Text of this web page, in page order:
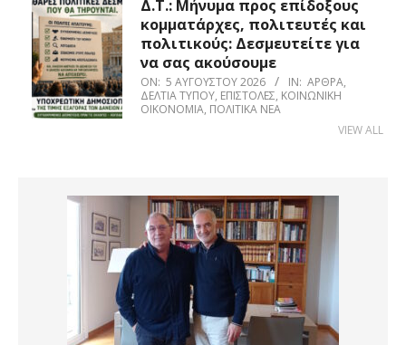
Δ.Τ.: Μήνυμα προς επίδοξους
κομματάρχες, πολιτευτές και
πολιτικούς: Δεσμευτείτε για
να σας ακούσουμε
ON: 5 ΑΥΓΟΎΣΤΟΥ 2026 IN: ΆΡΘΡΑ,
ΔΕΛΤΊΑ ΤΎΠΟΥ, ΕΠΙΣΤΟΛΈΣ, ΚΟΙΝΩΝΙΚΉ
ΟΙΚΟΝΟΜΊΑ, ΠΟΛΙΤΙΚΆ ΝΈΑ
VIEW ALL